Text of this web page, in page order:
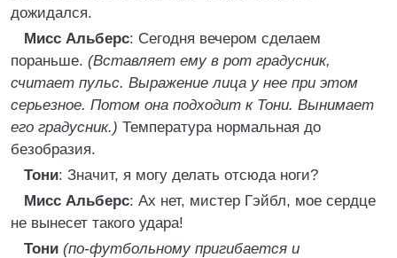
дожидался.
Мисс Альберс: Сегодня вечером сделаем
пораньше. (Вставляет ему в рот градусник,
считает пульс. Выражение лица у нее при этом
серьезное. Потом она подходит к Тони. Вынимает
его градусник.) Температура нормальная до
безобразия.
Тони: Значит, я могу делать отсюда ноги?
Мисс Альберс: Ах нет, мистер Гэйбл, мое сердце
не вынесет такого удара!
Тони (по-футбольному пригибается и